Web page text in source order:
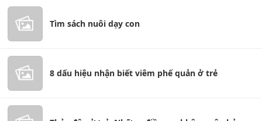
Tìm sách nuôi dạy con
8 dấu hiệu nhận biết viêm phế quản ở trẻ